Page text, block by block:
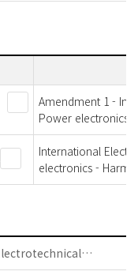
Amendment 1 -
Power electronics
International
electronics -
IEC 60050-05:1954 - International Electrotechnical Vocabulary (IEV) - Part 05: Fundamental definitions